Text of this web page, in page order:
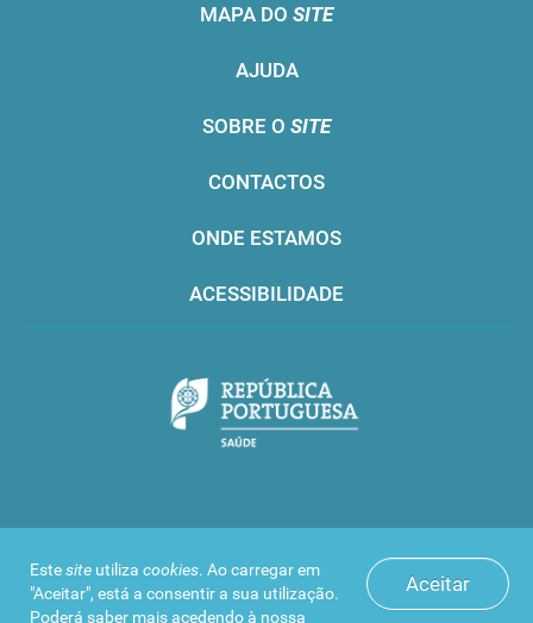
Aceitar
Estesite utiliza cookies. Ao carregar em
"Aceitar", está a consentir a sua utilização.
Poderá saber mais acedendo à nossa
MAPA DO SITE
AJUDA
SOBRE O SITE
CONTACTOS
ONDE ESTAMOS
ACESSIBILIDADE